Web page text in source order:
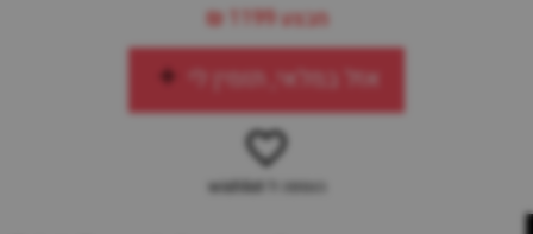
מבצע1199 ₪
אזל במלאי, תזמין לי
הוספה ל-wishlist